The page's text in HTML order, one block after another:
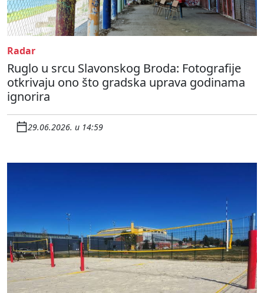
Radar
Ruglo u srcu Slavonskog Broda: Fotografije
otkrivaju ono što gradska uprava godinama
ignorira
29.06.2026. u 14:59